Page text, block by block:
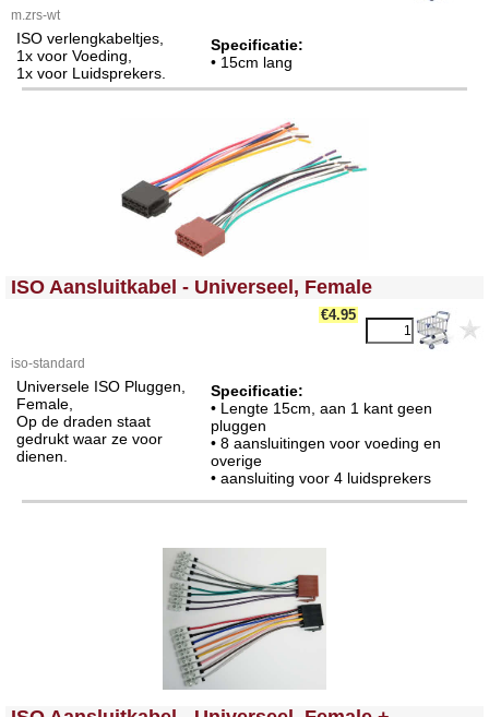
m.zrs-wt
ISO verlengkabeltjes,
1x voor Voeding,
1x voor Luidsprekers.
Specificatie:
• 15cm lang
<!-- MakeFullWidth0 --><!-- MakeFullWidth1 --><!-- MakeFullWidth2 --><!-- MakeFullWidth3 --><!-- MakeFullWidth4 --><!-- MakeFullWidth5 --><!-- MakeFullWidth6 --><!-- MakeFullWidth7 --><!-- MakeFullWidth8 --><!-- MakeFullWidth9 --><!-- MakeFullWidth10 --><!-- MakeFullWidth11 --><!-- MakeFullWidth12 --><!-- MakeFullWidth13 --><!-- MakeFullWidth14 --><!-- MakeFullWidth15 --><!-- MakeFullWidth16 --><!-- MakeFullWidth17 --><!-- MakeFullWidth18 --><!-- MakeFullWidth19 -->
ISO Aansluitkabel - Universeel, Female
€4.95
iso-standard
Universele ISO Pluggen,
Female,
Op de draden staat
gedrukt waar ze voor
dienen.
Specificatie:
• Lengte 15cm, aan 1 kant geen
pluggen
• 8 aansluitingen voor voeding en
overige
• aansluiting voor 4 luidsprekers
<!-- MakeFullWidth0 --><!-- MakeFullWidth1 --><!-- MakeFullWidth2 --><!-- MakeFullWidth3 --><!-- MakeFullWidth4 --><!-- MakeFullWidth5 --><!-- MakeFullWidth6 --><!-- MakeFullWidth7 --><!-- MakeFullWidth8 --><!-- MakeFullWidth9 --><!-- MakeFullWidth10 --><!-- MakeFullWidth11 --><!-- MakeFullWidth12 --><!-- MakeFullWidth13 --><!-- MakeFullWidth14 --><!-- MakeFullWidth15 --><!-- MakeFullWidth16 --><!-- MakeFullWidth17 --><!-- MakeFullWidth18 --><!-- MakeFullWidth19 -->